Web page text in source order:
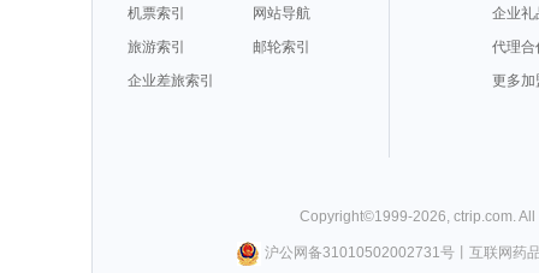
机票索引
网站导航
旅游索引
邮轮索引
企业差旅索引
企业礼
代理合
更多加
Copyright©1999-2026 ctrip.com .
沪公网备31010502002731号丨 互联网药